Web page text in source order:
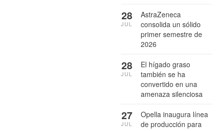
AstraZeneca
consolida un sólido
primer semestre de
2026
28
JUL
El hígado graso
también se ha
convertido en una
amenaza silenciosa
28
JUL
Opella inaugura línea
de producción para
27
JUL